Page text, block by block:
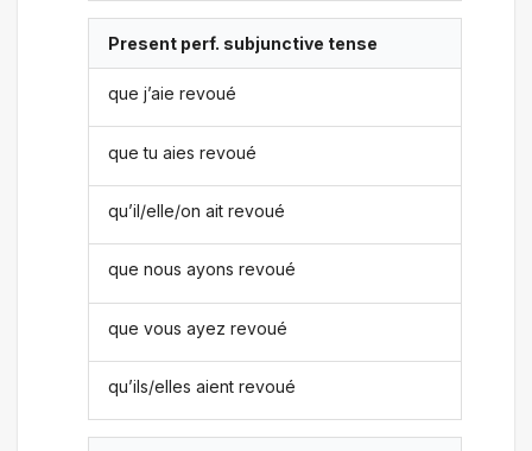
Present perf. subjunctive tense
que j’aie revoué
que tu aies revoué
qu’il/elle/on ait revoué
que nous ayons revoué
que vous ayez revoué
qu’ils/elles aient revoué